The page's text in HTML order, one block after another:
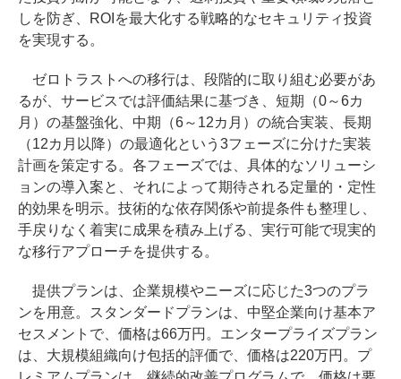
しを防ぎ、ROIを最大化する戦略的なセキュリティ投資
を実現する。
ゼロトラストへの移行は、段階的に取り組む必要があ
るが、サービスでは評価結果に基づき、短期（0～6カ
月）の基盤強化、中期（6～12カ月）の統合実装、長期
（12カ月以降）の最適化という3フェーズに分けた実装
計画を策定する。各フェーズでは、具体的なソリューシ
ョンの導入案と、それによって期待される定量的・定性
的効果を明示。技術的な依存関係や前提条件も整理し、
手戻りなく着実に成果を積み上げる、実行可能で現実的
な移行アプローチを提供する。
提供プランは、企業規模やニーズに応じた3つのプラ
ンを用意。スタンダードプランは、中堅企業向け基本ア
セスメントで、価格は66万円。エンタープライズプラン
は、大規模組織向け包括的評価で、価格は220万円。プ